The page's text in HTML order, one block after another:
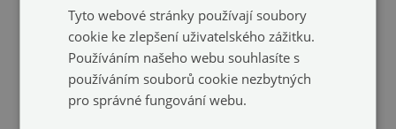
Citrusové provensálské
dekorace
poliptyk v rámu
Sada obrazů do ložnice
stylové dekorace s motivem
Tyto webové stránky používají soubory
cookie ke zlepšení uživatelského zážitku.
Používáním našeho webu souhlasíte s
používáním souborů cookie nezbytných
pro správné fungování webu.